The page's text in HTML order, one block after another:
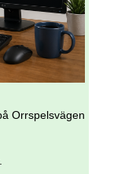
Orrspelsvägen